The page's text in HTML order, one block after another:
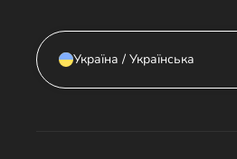
Україна / Українська